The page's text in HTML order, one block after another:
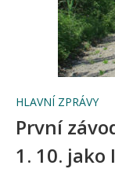
HLAVNÍ ZPRÁVY
První
1. 10. jako